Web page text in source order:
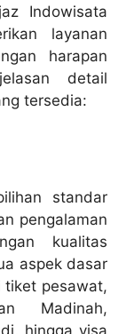
Indowisata
layanan
harapan
detail
tersedia:
standar
pengalaman
kualitas
aspek dasar
tiket pesawat,
Madinah,
hingga visa